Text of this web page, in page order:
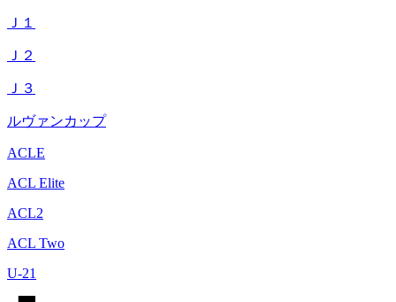
Ｊ１
Ｊ２
Ｊ３
ルヴァンカップ
ACLE
ACL Elite
ACL2
ACL Two
U-21